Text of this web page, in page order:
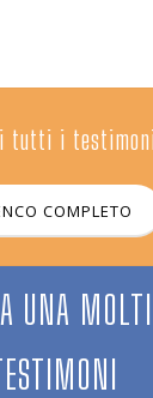
tutti i
COMPLETO
UNA